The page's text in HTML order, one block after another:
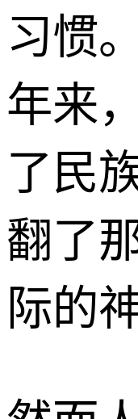
习惯
年来
了民
翻了
际的